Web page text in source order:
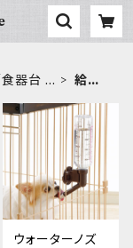
器台 e
給水
ウォーターノズ